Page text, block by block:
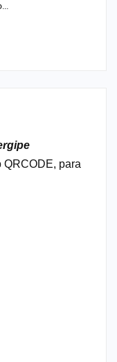
QRCODE, para